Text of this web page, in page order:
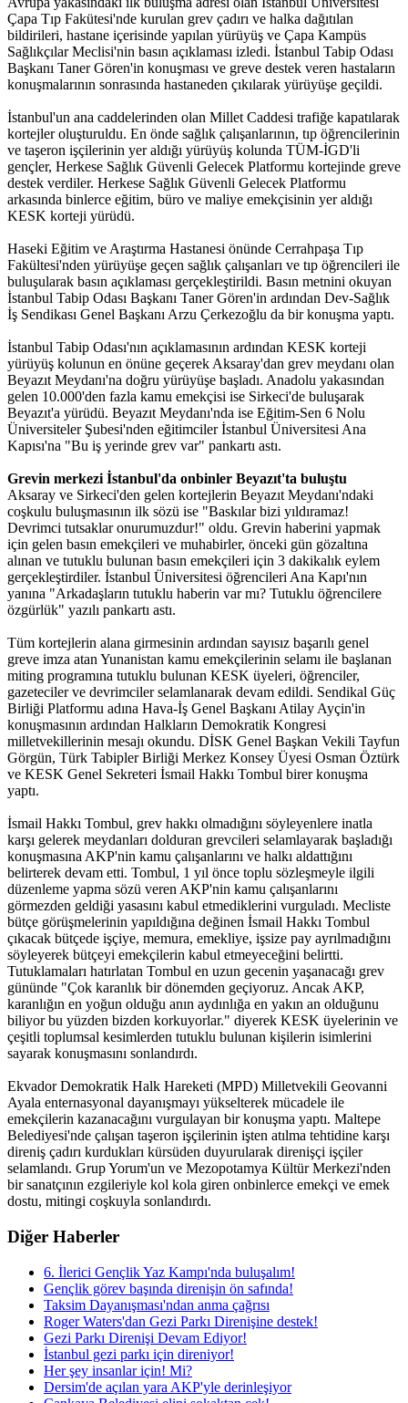
Çapa Tıp Fakütesi'nde kurulan grev çadırı ve halka dağıtılan
bildirileri, hastane içerisinde yapılan yürüyüş ve Çapa Kampüs
Sağlıkçılar Meclisi'nin basın açıklaması izledi. İstanbul Tabip Odası
Başkanı Taner Gören'in konuşması ve greve destek veren hastaların
konuşmalarının sonrasında hastaneden çıkılarak yürüyüşe geçildi.
İstanbul'un ana caddelerinden olan Millet Caddesi trafiğe kapatılarak
kortejler oluşturuldu. En önde sağlık çalışanlarının, tıp öğrencilerinin
ve taşeron işçilerinin yer aldığı yürüyüş kolunda TÜM-İGD'li
gençler, Herkese Sağlık Güvenli Gelecek Platformu kortejinde greve
destek verdiler. Herkese Sağlık Güvenli Gelecek Platformu
arkasında binlerce eğitim, büro ve maliye emekçisinin yer aldığı
KESK korteji yürüdü.
Haseki Eğitim ve Araştırma Hastanesi önünde Cerrahpaşa Tıp
Fakültesi'nden yürüyüşe geçen sağlık çalışanları ve tıp öğrencileri ile
buluşularak basın açıklaması gerçekleştirildi. Basın metnini okuyan
İstanbul Tabip Odası Başkanı Taner Gören'in ardından Dev-Sağlık
İş Sendikası Genel Başkanı Arzu Çerkezoğlu da bir konuşma yaptı.
İstanbul Tabip Odası'nın açıklamasının ardından KESK korteji
yürüyüş kolunun en önüne geçerek Aksaray'dan grev meydanı olan
Beyazıt Meydanı'na doğru yürüyüşe başladı. Anadolu yakasından
gelen 10.000'den fazla kamu emekçisi ise Sirkeci'de buluşarak
Beyazıt'a yürüdü. Beyazıt Meydanı'nda ise Eğitim-Sen 6 Nolu
Üniversiteler Şubesi'nden eğitimciler İstanbul Üniversitesi Ana
Kapısı'na "Bu iş yerinde grev var" pankartı astı.
Grevin merkezi İstanbul'da onbinler Beyazıt'ta buluştu
Aksaray ve Sirkeci'den gelen kortejlerin Beyazıt Meydanı'ndaki
coşkulu buluşmasının ilk sözü ise "Baskılar bizi yıldıramaz!
Devrimci tutsaklar onurumuzdur!" oldu. Grevin haberini yapmak
için gelen basın emekçileri ve muhabirler, önceki gün gözaltına
alınan ve tutuklu bulunan basın emekçileri için 3 dakikalık eylem
gerçekleştirdiler. İstanbul Üniversitesi öğrencileri Ana Kapı'nın
yanına "Arkadaşların tutuklu haberin var mı? Tutuklu öğrencilere
özgürlük" yazılı pankartı astı.
Tüm kortejlerin alana girmesinin ardından sayısız başarılı genel
greve imza atan Yunanistan kamu emekçilerinin selamı ile başlanan
miting programına tutuklu bulunan KESK üyeleri, öğrenciler,
gazeteciler ve devrimciler selamlanarak devam edildi. Sendikal Güç
Birliği Platformu adına Hava-İş Genel Başkanı Atilay Ayçin'in
konuşmasının ardından Halkların Demokratik Kongresi
milletvekillerinin mesajı okundu. DİSK Genel Başkan Vekili Tayfun
Görgün, Türk Tabipler Birliği Merkez Konsey Üyesi Osman Öztürk
ve KESK Genel Sekreteri İsmail Hakkı Tombul birer konuşma
yaptı.
İsmail Hakkı Tombul, grev hakkı olmadığını söyleyenlere inatla
karşı gelerek meydanları dolduran grevcileri selamlayarak başladığı
konuşmasına AKP'nin kamu çalışanlarını ve halkı aldattığını
belirterek devam etti. Tombul, 1 yıl önce toplu sözleşmeyle ilgili
düzenleme yapma sözü veren AKP'nin kamu çalışanlarını
görmezden geldiği yasasını kabul etmediklerini vurguladı. Mecliste
bütçe görüşmelerinin yapıldığına değinen İsmail Hakkı Tombul
çıkacak bütçede işçiye, memura, emekliye, işsize pay ayrılmadığını
söyleyerek bütçeyi emekçilerin kabul etmeyeceğini belirtti.
Tutuklamaları hatırlatan Tombul en uzun gecenin yaşanacağı grev
gününde "Çok karanlık bir dönemden geçiyoruz. Ancak AKP,
karanlığın en yoğun olduğu anın aydınlığa en yakın an olduğunu
biliyor bu yüzden bizden korkuyorlar." diyerek KESK üyelerinin ve
çeşitli toplumsal kesimlerden tutuklu bulunan kişilerin isimlerini
sayarak konuşmasını sonlandırdı.
Ekvador Demokratik Halk Hareketi (MPD) Milletvekili Geovanni
Ayala enternasyonal dayanışmayı yükselterek mücadele ile
emekçilerin kazanacağını vurgulayan bir konuşma yaptı. Maltepe
Belediyesi'nde çalışan taşeron işçilerinin işten atılma tehtidine karşı
direniş çadırı kurdukları kürsüden duyurularak direnişçi işçiler
selamlandı. Grup Yorum'un ve Mezopotamya Kültür Merkezi'nden
bir sanatçının ezgileriyle kol kola giren onbinlerce emekçi ve emek
dostu, mitingi coşkuyla sonlandırdı.
Diğer Haberler
6. İlerici Gençlik Yaz Kampı'nda buluşalım!
Gençlik görev başında direnişin ön safında!
Taksim Dayanışması'ndan anma çağrısı
Roger Waters'dan Gezi Parkı Direnişine destek!
Gezi Parkı Direnişi Devam Ediyor!
İstanbul gezi parkı için direniyor!
Her şey insanlar için! Mi?
Dersim'de açılan yara AKP'yle derinleşiyor